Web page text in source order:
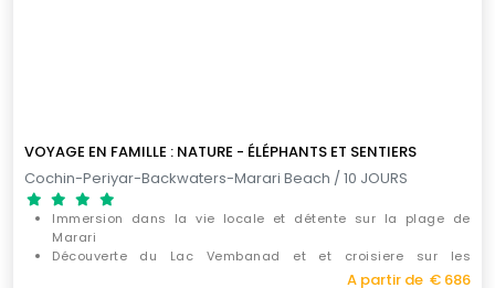
VOYAGE EN FAMILLE : NATURE - ÉLÉPHANTS ET SENTIERS
Cochin-Periyar-Backwaters-Marari Beach / 10 JOURS
Immersion dans la vie locale et détente sur la plage de
Marari
Découverte du Lac Vembanad et et croisiere sur les
A partir de € 686